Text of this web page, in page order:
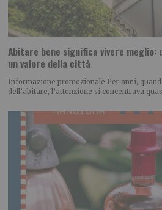
Abitare bene significa vivere meglio:
un valore della città
Informazione promozionale Per anni,
dell’abitare, l’attenzione si concentrava